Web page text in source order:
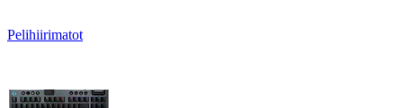
Pelihiirimatot